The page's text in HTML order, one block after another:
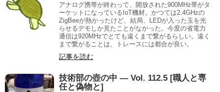
アナログ携帯が終わって、開放された900MHz帯がタ
ーケットになっているIoT機材。かつては2.4GHzの
ZigBeeが熱かったけど、結局、LEDが入った玉を光
らせるデモしか見たことがなかった。今度の省電力
通信は920MHzでとても遠くまで繋がるらしい。遠く
まで繋がることは、トレースには都合が良い。
記事を読む
技術部の壺の中 — Vol. 112.5 [職人と専
任と偽物と]